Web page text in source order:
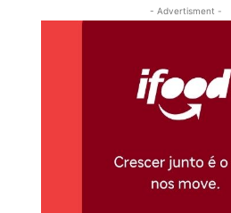
- Advertisment -